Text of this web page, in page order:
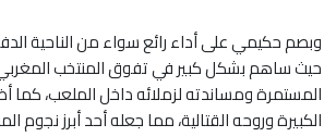
وبصم حكيمي على أداء رائع سواء من الناحية
حيث ساهم بشكل كبير في تفوق المنتخب
المستمرة ومساندته لزملائه داخل الملعب، كما
الكبيرة وروحه القتالية، مما جعله أحد أبرز نجوم